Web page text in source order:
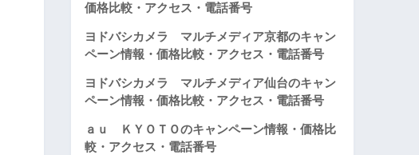
価格比較・アクセス・電話番号
ヨドバシカメラ マルチメディア京都のキャン
ペーン情報・価格比較・アクセス・電話番号
ヨドバシカメラ マルチメディア仙台のキャン
ペーン情報・価格比較・アクセス・電話番号
ａｕ ＫＹＯＴＯのキャンペーン情報・価格比
較・アクセス・電話番号